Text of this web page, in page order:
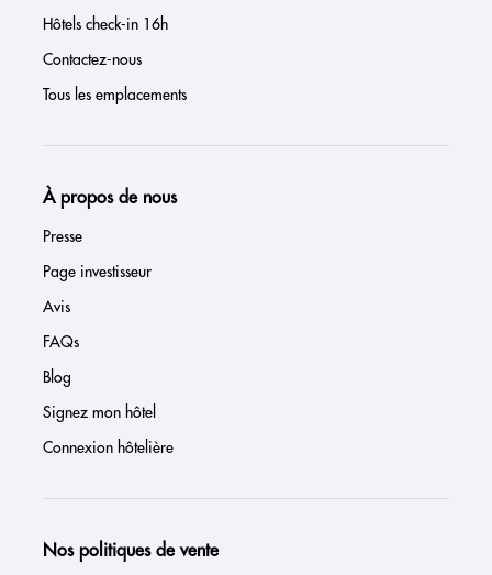
Hôtels check-in 16h
Contactez-nous
Tous les emplacements
À propos de nous
Presse
Page investisseur
Avis
FAQs
Blog
Signez mon hôtel
Connexion hôtelière
Nos politiques de vente